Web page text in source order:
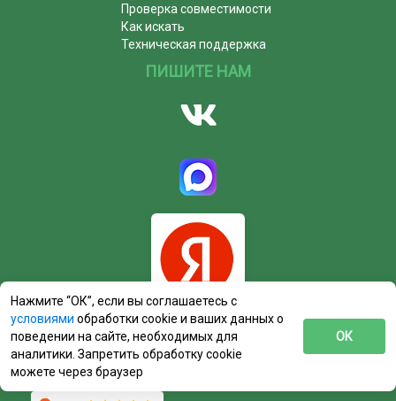
Проверка совместимости
Как искать
Техническая поддержка
ПИШИТЕ НАМ
Нажмите “ОК”, если вы соглашаетесь с
условиями обработки cookie и ваших данных о
поведении на сайте, необходимых для
аналитики. Запретить обработку cookie
можете через браузер
ОК